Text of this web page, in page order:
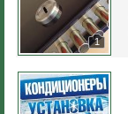
1